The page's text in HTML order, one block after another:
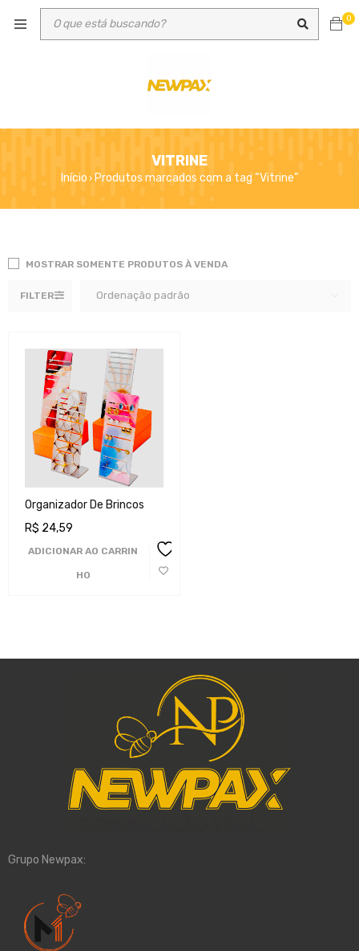
0
VITRINE
Início › Produtos marcados com a tag “Vitrine”
FILTER Ordenação padrão
MOSTRAR SOMENTE PRODUTOS À VENDA
Organizador De Brincos
R$ 24,59
ADICIONAR AO CARRIN
HO
Grupo Newpax: